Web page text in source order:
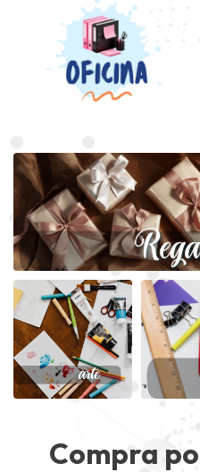
Compra